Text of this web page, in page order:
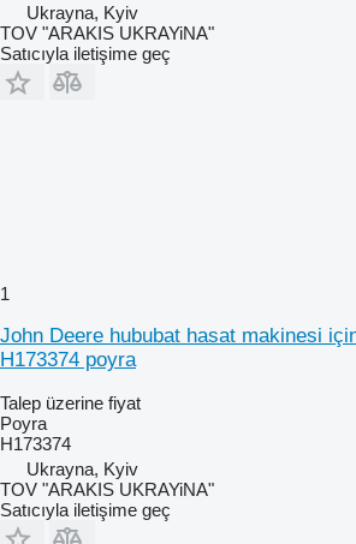
Ukrayna, Kyiv
TOV "ARAKIS UKRAYiNA"
Satıcıyla iletişime geç
1
John Deere hububat hasat makinesi
H173374 poyra
Talep üzerine fiyat
Poyra
H173374
Ukrayna, Kyiv
TOV "ARAKIS UKRAYiNA"
Satıcıyla iletişime geç